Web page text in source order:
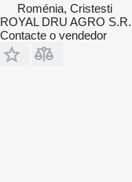
Roménia, Cristesti
ROYAL DRU AGRO
Contacte o vendedor